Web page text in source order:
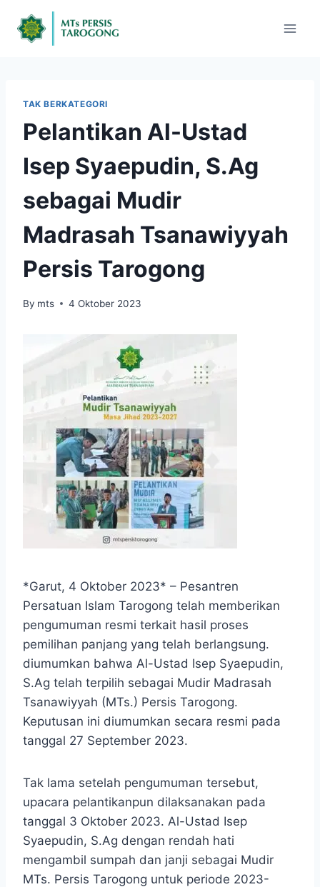
TAK BERKATEGORI
Pelantikan Al-Ustad
Isep Syaepudin, S.Ag
sebagai Mudir
Madrasah Tsanawiyyah
Persis Tarogong
By mts 4 Oktober 2023
*Garut, 4 Oktober 2023* – Pesantren
Persatuan Islam Tarogong telah memberikan
pengumuman resmi terkait hasil proses
pemilihan panjang yang telah berlangsung.
diumumkan bahwa Al-Ustad Isep Syaepudin,
S.Ag telah terpilih sebagai Mudir Madrasah
Tsanawiyyah (MTs.) Persis Tarogong.
Keputusan ini diumumkan secara resmi pada
tanggal 27 September 2023.
Tak lama setelah pengumuman tersebut,
upacara pelantikanpun dilaksanakan pada
tanggal 3 Oktober 2023. Al-Ustad Isep
Syaepudin, S.Ag dengan rendah hati
mengambil sumpah dan janji sebagai Mudir
MTs. Persis Tarogong untuk periode 2023-